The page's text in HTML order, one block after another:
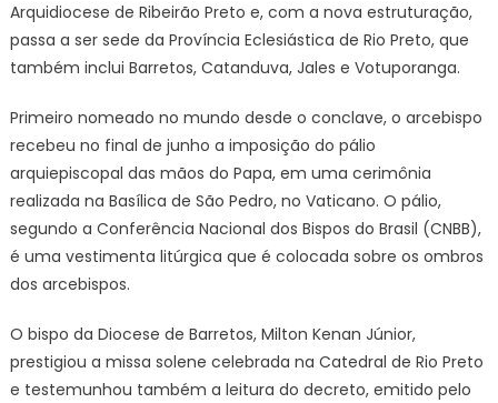
Arquidiocese de Ribeirão Preto e, com a nova estruturação,
passa a ser sede da Província Eclesiástica de Rio Preto, que
também inclui Barretos, Catanduva, Jales e Votuporanga.
Primeiro nomeado no mundo desde o conclave, o arcebispo
recebeu no final de junho a imposição do pálio
arquiepiscopal das mãos do Papa, em uma cerimônia
realizada na Basílica de São Pedro, no Vaticano. O pálio,
segundo a Conferência Nacional dos Bispos do Brasil (CNBB),
é uma vestimenta litúrgica que é colocada sobre os ombros
dos arcebispos.
O bispo da Diocese de Barretos, Milton Kenan Júnior,
prestigiou a missa solene celebrada na Catedral de Rio Preto
e testemunhou também a leitura do decreto, emitido pelo